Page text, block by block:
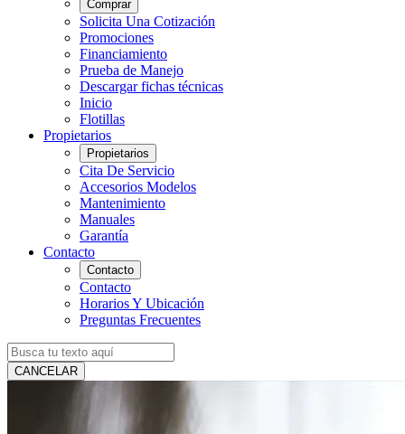
Comprar
Solicita Una Cotización
Promociones
Financiamiento
Prueba de Manejo
Descargar fichas técnicas
Inicio
Flotillas
Propietarios
Propietarios
Cita De Servicio
Accesorios Modelos
Mantenimiento
Manuales
Garantía
Contacto
Contacto
Contacto
Horarios Y Ubicación
Preguntas Frecuentes
CANCELAR